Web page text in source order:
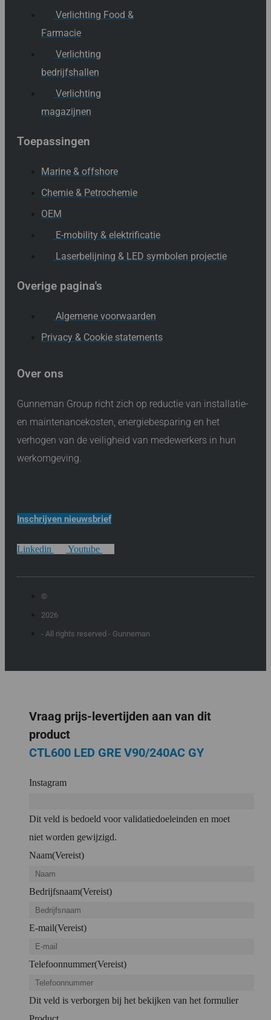
Verlichting Food &
Farmacie
Verlichting
bedrijfshallen
Verlichting
magazijnen
Toepassingen
Marine & offshore
Chemie & Petrochemie
OEM
E-mobility & elektrificatie
Laserbelijning & LED symbolen projectie
Overige pagina's
Algemene voorwaarden
Privacy & Cookie statements
Over ons
Gunneman Group richt zich op reductie van installatie-
en maintenancekosten, energiebesparing en het
verhogen van de veiligheid van medewerkers in hun
werkomgeving.
Inschrijven nieuwsbrief
Linkedin Youtube
©
2026
- All rights reserved - Gunneman
Vraag prijs-levertijden aan van dit
product
CTL600 LED GRE V90/240AC GY
Instagram
Dit veld is bedoeld voor validatiedoeleinden en moet
niet worden gewijzigd.
Naam(Vereist)
Bedrijfsnaam(Vereist)
E-mail(Vereist)
Telefoonnummer(Vereist)
Dit veld is verborgen bij het bekijken van het formulier